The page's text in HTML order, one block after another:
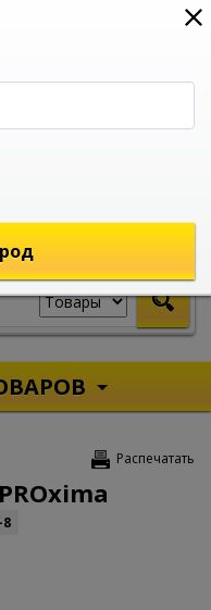
0
Распечатать